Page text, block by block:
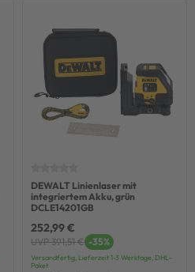
DEWALT Linienlaser mit
integriertem Akku, grün
DCLE14201GB
252,99 €
UVP 391,51 € -35%
Versandfertig, Lieferzeit 1-3 Werktage, DHL-
Paket